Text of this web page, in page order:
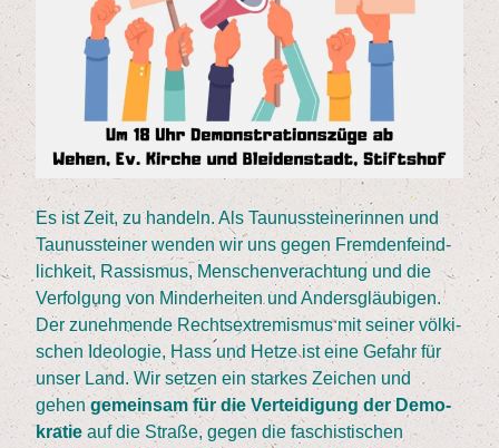
Es ist Zeit, zu han­deln. Als Tau­nus­stei­ne­rin­nen und
Tau­nus­stei­ner wen­den wir uns gegen Frem­den­feind­
lich­keit, Ras­sis­mus, Men­schen­ver­ach­tung und die
Ver­fol­gung von Min­der­hei­ten und Anders­gläu­bi­gen.
Der zuneh­men­de Rechts­extre­mis­mus mit sei­ner völ­ki­
schen Ideo­lo­gie, Hass und Het­ze ist eine Gefahr für
unser Land. Wir set­zen ein star­kes Zei­chen und
gehen gemein­sam für die Ver­tei­di­gung der Demo­
kra­tie auf die Stra­ße, gegen die faschis­ti­schen